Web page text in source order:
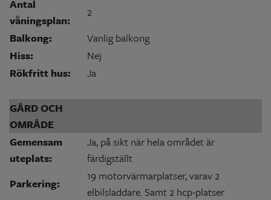
Antal
våningsplan:
2
Balkong:
Vanlig balkong
Hiss:
Nej
Rökfritt hus:
Ja
GÅRD OCH
OMRÅDE
Gemensam
uteplats:
Ja, på sikt när hela området är
färdigställt
Parkering:
19 motorvärmarplatser, varav 2
elbilsladdare. Samt 2 hcp-platser